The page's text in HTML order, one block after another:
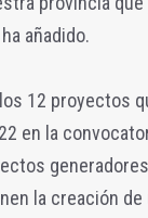
añadido.
12 proyectos
en la
la creación